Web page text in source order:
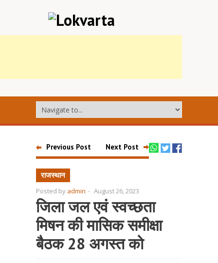
Previous Post Next Post
राजस्थान
Posted by admin - August 26, 2023
जिला जल एवं स्वच्छता
मिषन की मासिक समीक्षा
बैठक 28 अगस्त को